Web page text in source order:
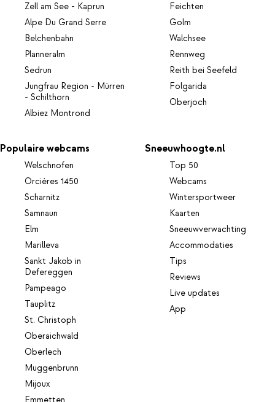
Zell am See - Kaprun
Alpe Du Grand Serre
Belchenbahn
Planneralm
Sedrun
Jungfrau Region - Mürren
- Schilthorn
Albiez Montrond
Feichten
Golm
Walchsee
Rennweg
Reith bei Seefeld
Folgarida
Oberjoch
Populaire webcams
Welschnofen
Orcières 1450
Scharnitz
Samnaun
Elm
Marilleva
Sankt Jakob in
Defereggen
Pampeago
Tauplitz
St. Christoph
Oberaichwald
Oberlech
Muggenbrunn
Mijoux
Sneeuwhoogte.nl
Top 50
Webcams
Wintersportweer
Kaarten
Sneeuwverwachting
Accommodaties
Tips
Reviews
Live updates
App